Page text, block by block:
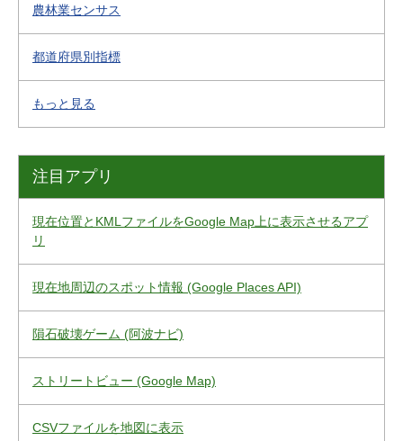
農林業センサス
都道府県別指標
もっと見る
注目アプリ
現在位置とKMLファイルをGoogle Map上に表示させるアプ
リ
現在地周辺のスポット情報 (Google Places API)
隕石破壊ゲーム (阿波ナビ)
ストリートビュー (Google Map)
CSVファイルを地図に表示